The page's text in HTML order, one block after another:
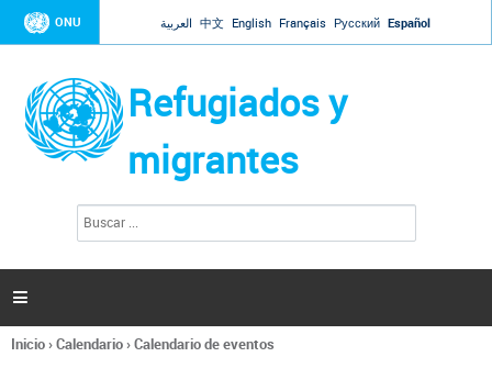
Jump to navigation
ONU العربية 中文 English Français Русский Español
Refugiados y
migrantes
l
s

Se
Inicio›Calendario›Calendario de eventos